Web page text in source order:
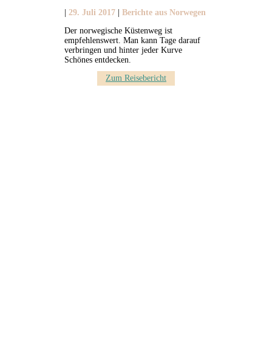
29. Juli 2017
Berichte aus Norwegen
Der norwegische Küstenweg ist
empfehlenswert. Man kann Tage darauf
verbringen und hinter jeder Kurve
Schönes entdecken.
Zum Reisebericht